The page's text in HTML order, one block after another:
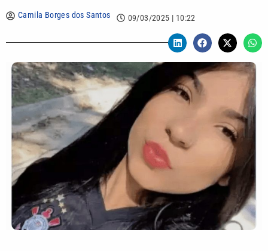
Camila Borges dos Santos 09/03/2025 | 10:22